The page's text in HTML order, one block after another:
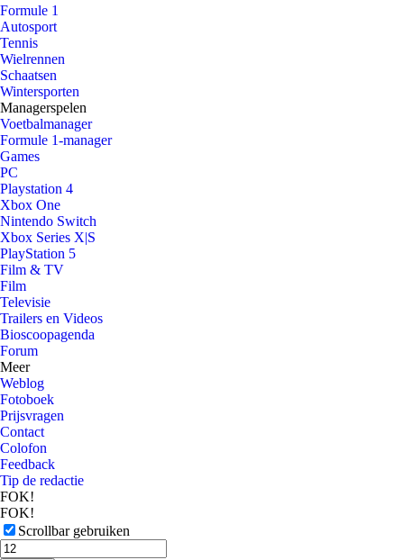
Formule 1
Autosport
Tennis
Wielrennen
Schaatsen
Wintersporten
Managerspelen
Voetbalmanager
Formule 1-manager
Games
PC
Playstation 4
Xbox One
Nintendo Switch
Xbox Series X|S
PlayStation 5
Film & TV
Film
Televisie
Trailers en Videos
Bioscoopagenda
Forum
Meer
Weblog
Fotoboek
Prijsvragen
Contact
Colofon
Feedback
Tip de redactie
FOK!
FOK!
Scrollbar gebruiken